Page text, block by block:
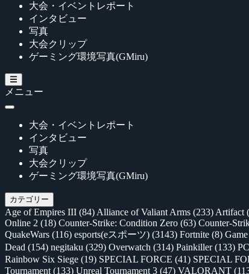
大会・イベントレポート
インタビュー
写真
大会クリップ
ゲーミング環境写真(GMiru)
メニュー
大会・イベントレポート
インタビュー
写真
大会クリップ
ゲーミング環境写真(GMiru)
カテゴリー
Age of Empires III (84) Alliance of Valiant Arms (233) Artifact
Online 2 (18) Counter-Strike: Condition Zero (63) Counter-
QuakeWars (116) esports(eスポーツ) (3143) Fortnite (8) Game
Dead (154) negitaku (329) Overwatch (314) Painkiller(133)
Rainbow Six Siege (19) SPECIAL FORCE (41) SPECIAL
Tournament (133) Unreal Tournament 3 (47) VALORANT